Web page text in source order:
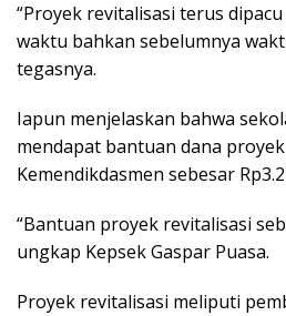
“Proyek revitalisasi terus
waktu bahkan sebelumnya
tegasnya.
Iapun menjelaskan bahwa
mendapat bantuan dana
Kemendikdasmen sebesar
“Bantuan proyek revitalisasi
ungkap Kepsek Gaspar Puasa.
Proyek revitalisasi meliputi